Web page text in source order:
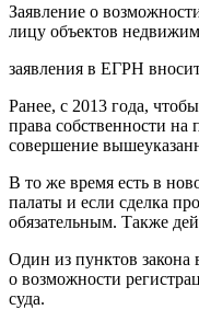
Заявление о
лицу объектов
заявления в ЕГРН
Ранее, с 2013 года,
права собственности
совершение
В то же время есть в
палаты и если сделка
обязательным. Также
Один из пунктов закона
о возможности
суда.